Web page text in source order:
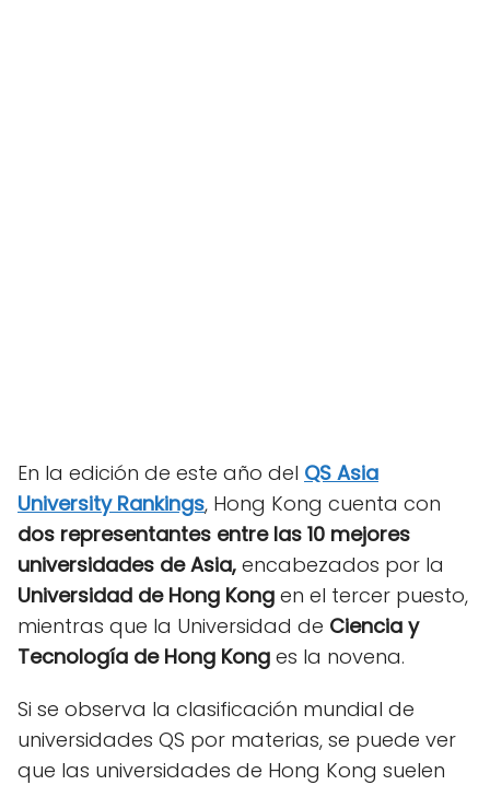
En la edición de este año del QS Asia
University Rankings, Hong Kong cuenta con
dos representantes entre las 10 mejores
universidades de Asia, encabezados por la
Universidad de Hong Kong en el tercer puesto,
mientras que la Universidad de Ciencia y
Tecnología de Hong Kong es la novena.
Si se observa la clasificación mundial de
universidades QS por materias, se puede ver
que las universidades de Hong Kong suelen